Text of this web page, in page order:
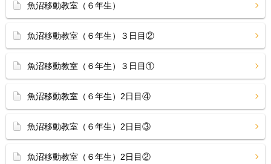
魚沼移動教室（６年生）
魚沼移動教室（６年生）３日目②
魚沼移動教室（６年生）３日目①
魚沼移動教室（６年生）2日目④
魚沼移動教室（６年生）2日目③
魚沼移動教室（６年生）2日目②